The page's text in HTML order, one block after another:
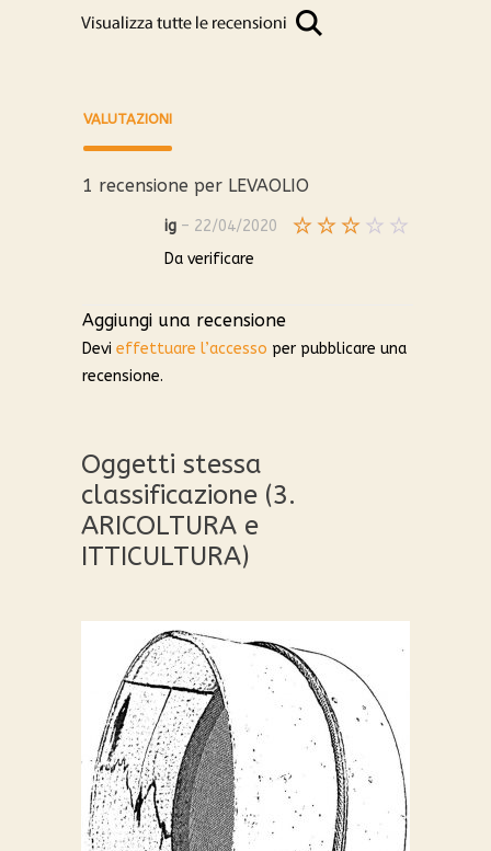
VALUTAZIONI
1 recensione per LEVAOLIO
ig – 22/04/2020
Da verificare
Aggiungi una recensione
Devi effettuare l’accesso per pubblicare una
recensione.
Oggetti stessa
classificazione (3.
ARICOLTURA e
ITTICULTURA)